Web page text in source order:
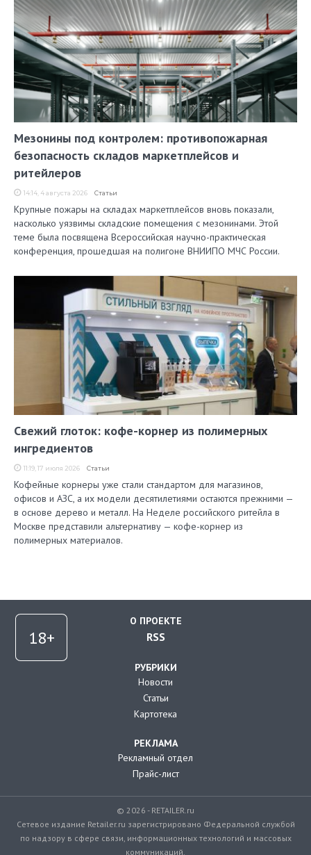
Мезонины под контролем: противопожарная
безопасность складов маркетплейсов и
ритейлеров
14:14, 4 августа 2026 Статьи
Крупные пожары на складах маркетплейсов вновь показали,
насколько уязвимы складские помещения с мезонинами. Этой
теме была посвящена Всероссийская научно-практическая
конференция, прошедшая на полигоне ВНИИПО МЧС России.
Свежий глоток: кофе-корнер из полимерных
ингредиентов
11:19, 17 июля 2026 Статьи
Кофейные корнеры уже стали стандартом для магазинов,
офисов и АЗС, а их модели десятилетиями остаются прежними —
в основе дерево и металл. На Неделе российского ритейла в
Москве представили альтернативу — кофе-корнер из
полимерных материалов.
О ПРОЕКТЕ
RSS
РУБРИКИ
Новости
Статьи
Картотека
РЕКЛАМА
Рекламный отдел
Прайс-лист
© 2026 - RETAILER.ru
Сетевое издание Retailer.ru зарегистрировано Федеральной службой
по надзору в сфере связи, информационных технологий и массовых
коммуникаций.